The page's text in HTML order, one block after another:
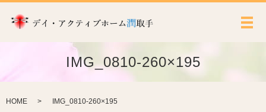
メ
IMG_0810-260×195
HOME IMG_0810-260×195